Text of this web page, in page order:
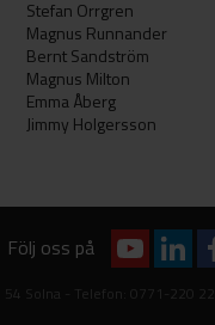
Stefan Orrgren
Magnus Runnander
Bernt Sandström
Magnus Milton
Emma Åberg
Jimmy Holgersson
Följ oss på
Solna - Telefon: 0771-220 220